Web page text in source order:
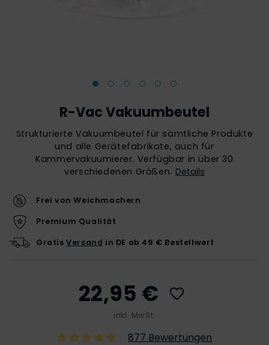
R-Vac Vakuumbeutel
Strukturierte Vakuumbeutel für sämtliche Produkte
und alle Gerätefabrikate, auch für
Kammervakuumierer. Verfügbar in über 30
verschiedenen Größen. Details
Frei von Weichmachern
Premium Qualität
GratisVersand in DE ab 49 € Bestellwert
22,95 €
inkl. MwSt.
877 Bewertungen